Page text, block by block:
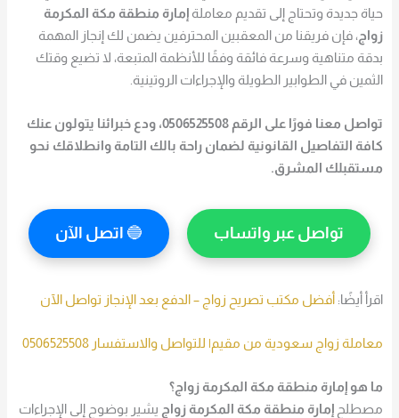
حياة جديدة وتحتاج إلى تقديم معاملةإمارة منطقة مكة المكرمة
زواج ، فإن فريقنا من المعقبين المحترفين يضمن لك إنجاز المهمة
بدقة متناهية وسرعة فائقة وفقًا للأنظمة المتبعة، لا تضيع وقتك
الثمين في الطوابير الطويلة والإجراءات الروتينية.
تواصل معنا فورًا على الرقم 0506525508، ودع خبرائنا يتولون عنك
كافة التفاصيل القانونية لضمان راحة بالك التامة وانطلاقك نحو
مستقبلك المشرق.
تواصل عبر واتساب 🔵 اتصل الآن
اقرأ أيضًا:أفضل مكتب تصريح زواج – الدفع بعد الإنجاز تواصل الآن
معاملة زواج سعودية من مقيم| للتواصل والاستفسار 0506525508
ما هو إمارة منطقة مكة المكرمة زواج؟
مصطلحإمارة منطقة مكة المكرمة زواج يشير بوضوح إلى الإجراءات